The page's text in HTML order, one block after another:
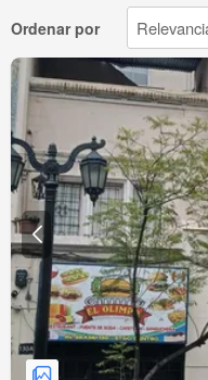
Ordenar por